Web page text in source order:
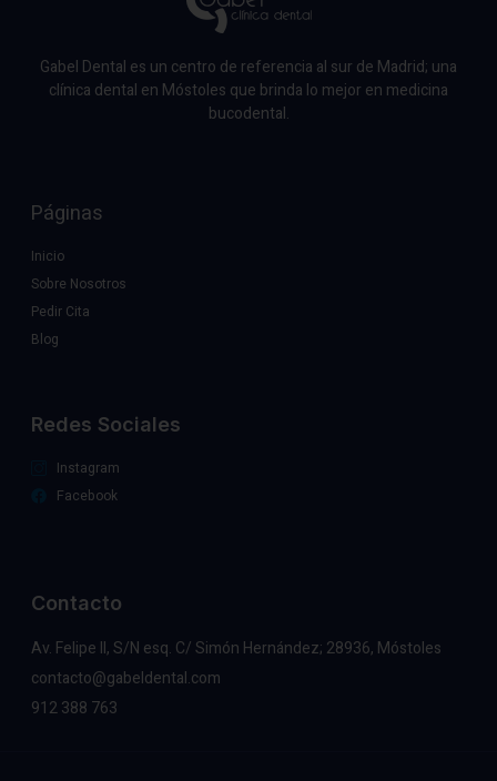
Gabel Dental es un centro de referencia al sur de Madrid; una
clínica dental en Móstoles que brinda lo mejor en medicina
bucodental.
Páginas
Inicio
Sobre Nosotros
Pedir Cita
Blog
Redes Sociales
Instagram
Facebook
Contacto
Av. Felipe II, S/N esq. C/ Simón Hernández; 28936, Móstoles
contacto@gabeldental.com
912 388 763